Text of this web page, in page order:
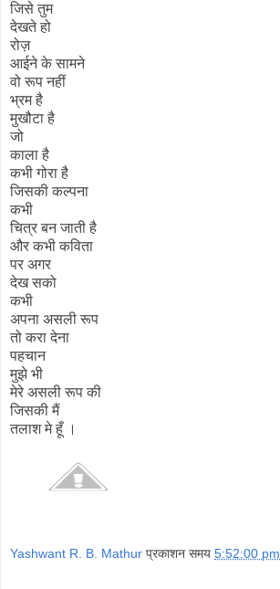
जिसे तुम
देखते हो
रोज़
आईने के सामने
वो रूप नहीं
भ्रम है
मुखौटा है
जो
काला है
कभी गोरा है
जिसकी कल्पना
कभी
चित्र बन जाती है
और कभी कविता
पर अगर
देख सको
कभी
अपना असली रूप
तो करा देना
पहचान
मुझे भी
मेरे असली रूप की
जिसकी मैं
तलाश मे हूँ ।
Yashwant R. B. Mathur प्रकाशन समय 5:52:00 pm